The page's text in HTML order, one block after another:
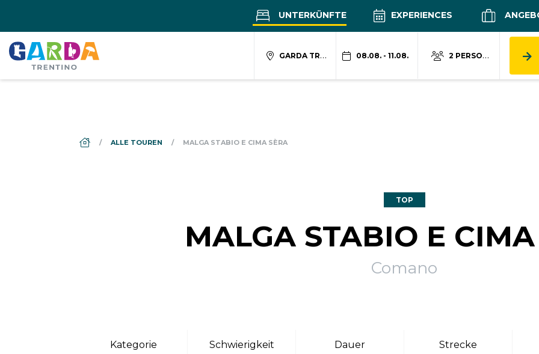
UNTERKÜNFTE EXPERIENCES
GARDA TRENTINO 08.08. - 11.08. 2 PERSONEN
DS_BREADCRUMB.HOME
ALLE TOUREN MALGA STABIO E CIMA SÈRA
TOP
MALGA STABIO E
Comano
Kategorie Schwierigkeit Dauer Strecke